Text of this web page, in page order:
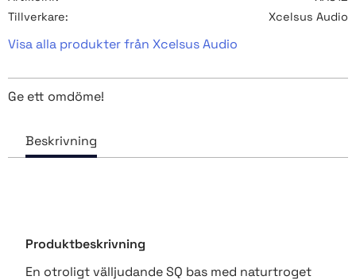
Tillverkare
Xcelsus Audio
Visa alla produkter från Xcelsus Audio
Ge ett omdöme!
Produktbeskrivning
En otroligt välljudande SQ bas med naturtroget